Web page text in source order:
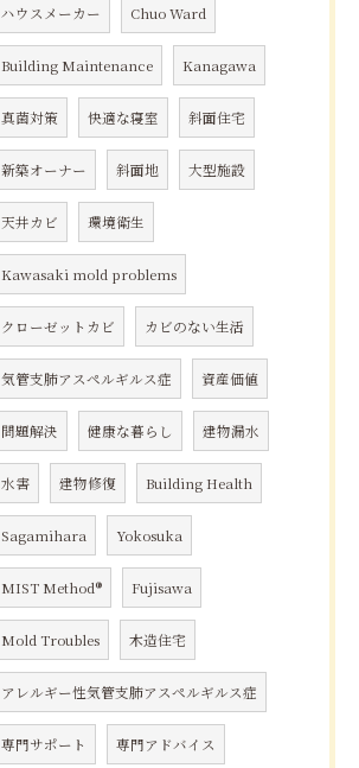
ハウスメーカー Chuo Ward
Building Maintenance Kanagawa
真菌対策 快適な寝室 斜面住宅
新築オーナー 斜面地 大型施設
天井カビ 環境衛生
Kawasaki mold problems
クローゼットカビ カビのない生活
気管支肺アスペルギルス症 資産価値
問題解決 健康な暮らし 建物漏水
水害 建物修復 Building Health
Sagamihara Yokosuka
MIST Method® Fujisawa
Mold Troubles 木造住宅
アレルギー性気管支肺アスペルギルス症
専門サポート 専門アドバイス